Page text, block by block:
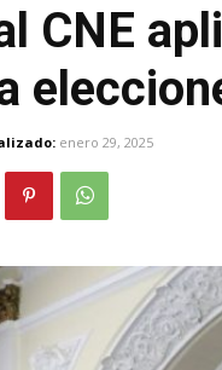
CNE
enero 29, 2025